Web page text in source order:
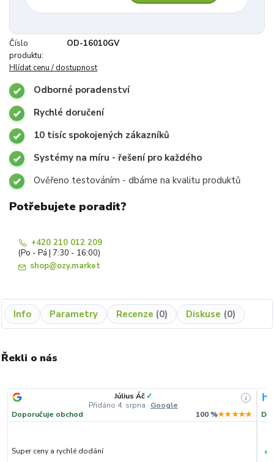
Číslo
produktu:
OD-16010GV
Hlídat cenu / dostupnost
Odborné poradenství
Rychlé doručení
10 tisíc spokojených zákazníků
Systémy na míru - řešení pro každého
Ověřeno testováním - dbáme na kvalitu produktů
Potřebujete poradit?
+420 210 012 209
(Po - Pá | 7:30 - 16:00)
shop@ozy.market
Info Parametry Recenze 0 Diskuse 0
Řekli o nás
Július Áč✓
Přidáno 4. srpna · Google
i
Doporučuje obchod 100 %★★★★★
Super ceny a rychlé dodání +